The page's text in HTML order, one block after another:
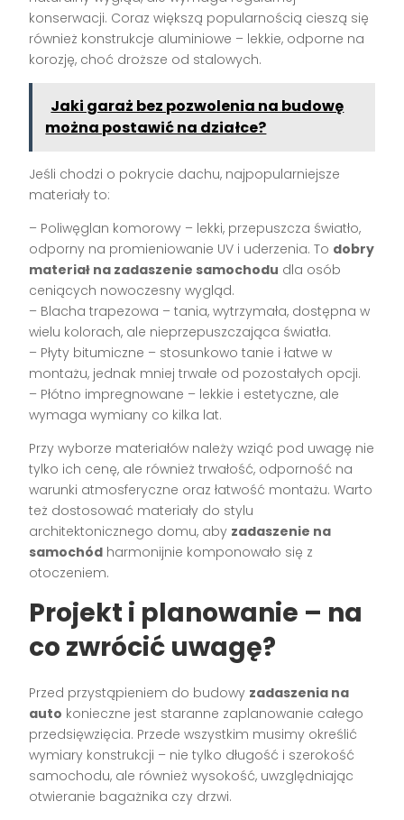
konserwacji. Coraz większą popularnością cieszą się
również konstrukcje aluminiowe – lekkie, odporne na
korozję, choć droższe od stalowych.
Jaki garaż bez pozwolenia na budowę
można postawić na działce?
Jeśli chodzi o pokrycie dachu, najpopularniejsze
materiały to:
– Poliwęglan komorowy – lekki, przepuszcza światło,
odporny na promieniowanie UV i uderzenia. To dobry
materiał na zadaszenie samochodu dla osób
ceniących nowoczesny wygląd.
– Blacha trapezowa – tania, wytrzymała, dostępna w
wielu kolorach, ale nieprzepuszczająca światła.
– Płyty bitumiczne – stosunkowo tanie i łatwe w
montażu, jednak mniej trwałe od pozostałych opcji.
– Płótno impregnowane – lekkie i estetyczne, ale
wymaga wymiany co kilka lat.
Przy wyborze materiałów należy wziąć pod uwagę nie
tylko ich cenę, ale również trwałość, odporność na
warunki atmosferyczne oraz łatwość montażu. Warto
też dostosować materiały do stylu
architektonicznego domu, aby zadaszenie na
samochód harmonijnie komponowało się z
otoczeniem.
Projekt i planowanie – na
co zwrócić uwagę?
Przed przystąpieniem do budowy zadaszenia na
auto konieczne jest staranne zaplanowanie całego
przedsięwzięcia. Przede wszystkim musimy określić
wymiary konstrukcji – nie tylko długość i szerokość
samochodu, ale również wysokość, uwzględniając
otwieranie bagażnika czy drzwi.